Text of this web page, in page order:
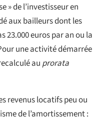
» de l’investisseur en
aux bailleurs dont les
23.000 euros par an ou la
une activité démarrée
au prorata
revenus locatifs peu ou
de l’amortissement :